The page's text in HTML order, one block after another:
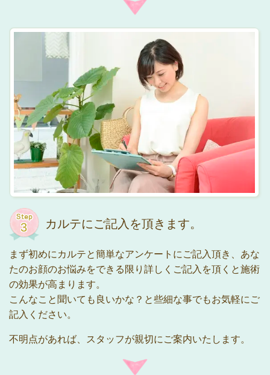
カルテにご記入を頂きます。
まず初めにカルテと簡単なアンケートにご記入頂き、あな
たのお顔のお悩みをできる限り詳しくご記入を頂くと施術
の効果が高まります。
こんなこと聞いても良いかな？と些細な事でもお気軽にご
記入ください。
不明点があれば、スタッフが親切にご案内いたします。